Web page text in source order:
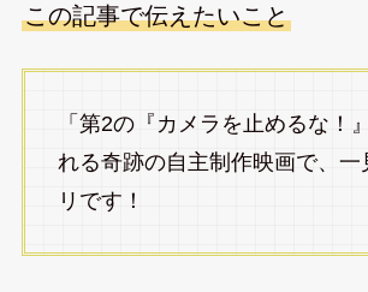
この記事で伝えたいこと
「第2の『カメラを止めるな！
れる奇跡の自主制作映画で、一
リです！